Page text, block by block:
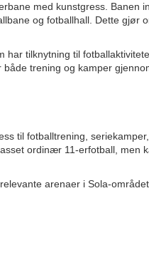
med kunstgress. Banen
og fotballhall. Dette gjør
har tilknytning til
trening og kamper
til fotballtrening,
ordinær 11-erfotball, men
relevante arenaer i Sola-